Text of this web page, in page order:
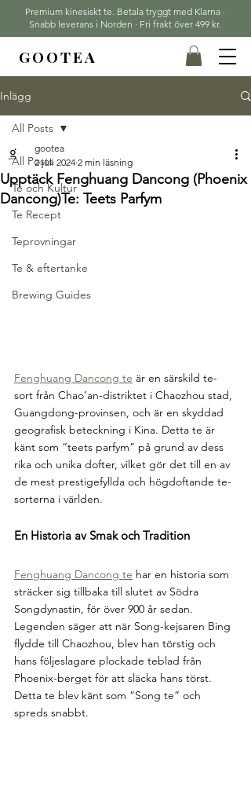
Premium kinesiskt te. Betala tryggt med Klarna ·
Snabb leverans i Norden · Fri frakt över 499 kr.
GOOTEA
Inlägg
All Posts
Te och Kultur
Te Recept
Teprovningar
Te & eftertanke
Brewing Guides
All Posts
Upptäck Fenghuang Dancong (Phoenix
Dancong)Te: Teets Parfym
gootea
2 juli 2024 2 min läsning
Fenghuang Dancong te är en särskild te-
sort från Chao’an-distriktet i Chaozhou stad,
Guangdong-provinsen, och är en skyddad
geografisk beteckning i Kina. Detta te är
känt som “teets parfym” på grund av dess
rika och unika dofter, vilket gör det till en av
de mest prestigefyllda och högdoftande te-
sorterna i världen.
En Historia av Smak och Tradition
Fenghuang Dancong te har en historia som
sträcker sig tillbaka till slutet av Södra
Songdynastin, för över 900 år sedan.
Legenden säger att när Song-kejsaren Bing
flydde till Chaozhou, blev han törstig och
hans följeslagare plockade teblad från
Phoenix-berget för att släcka hans törst.
Detta te blev känt som “Song te” och
spreds snabbt.